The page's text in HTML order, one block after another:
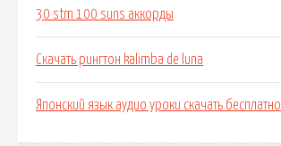
30 stm 100 suns аккорды
Скачать рингтон kalimba de luna
Японский язык аудио уроки скачать бесплатно